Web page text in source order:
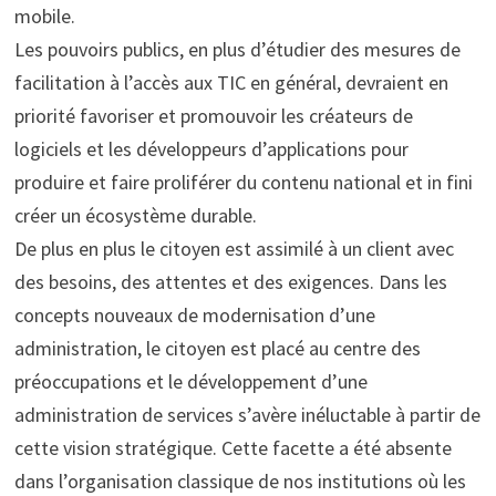
mobile.
Les pouvoirs publics, en plus d’étudier des mesures de
facilitation à l’accès aux TIC en général, devraient en
priorité favoriser et promouvoir les créateurs de
logiciels et les développeurs d’applications pour
produire et faire proliférer du contenu national et in fini
créer un écosystème durable.
De plus en plus le citoyen est assimilé à un client avec
des besoins, des attentes et des exigences. Dans les
concepts nouveaux de modernisation d’une
administration, le citoyen est placé au centre des
préoccupations et le développement d’une
administration de services s’avère inéluctable à partir de
cette vision stratégique. Cette facette a été absente
dans l’organisation classique de nos institutions où les